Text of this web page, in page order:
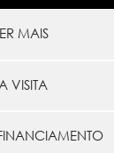
MAIS
VISITA